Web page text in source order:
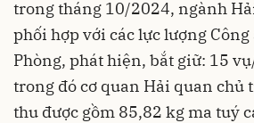
trong tháng 10/2024, ngành
phối hợp với các lực lượng
Phòng, phát hiện, bắt giữ: 15
trong đó cơ quan Hải quan chủ
thu được gồm 85,82 kg ma tuý